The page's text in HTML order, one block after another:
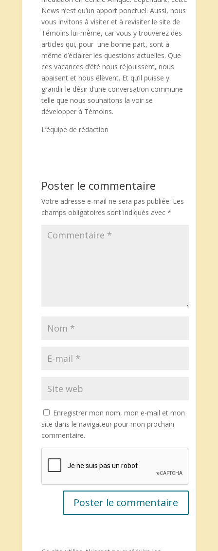
News n’est qu’un apport ponctuel. Aussi, nous
vous invitons à visiter et à revisiter le site de
Témoins lui-même, car vous y trouverez des
articles qui, pour une bonne part, sont à
même d’éclairer les questions actuelles. Que
ces vacances d’été nous réjouissent, nous
apaisent et nous élèvent. Et qu’il puisse y
grandir le désir d’une conversation commune
telle que nous souhaitons la voir se
développer à Témoins.
L’équipe de rédaction
Poster le commentaire
Votre adresse e-mail ne sera pas publiée. Les
champs obligatoires sont indiqués avec *
Enregistrer mon nom, mon e-mail et mon
site dans le navigateur pour mon prochain
commentaire.